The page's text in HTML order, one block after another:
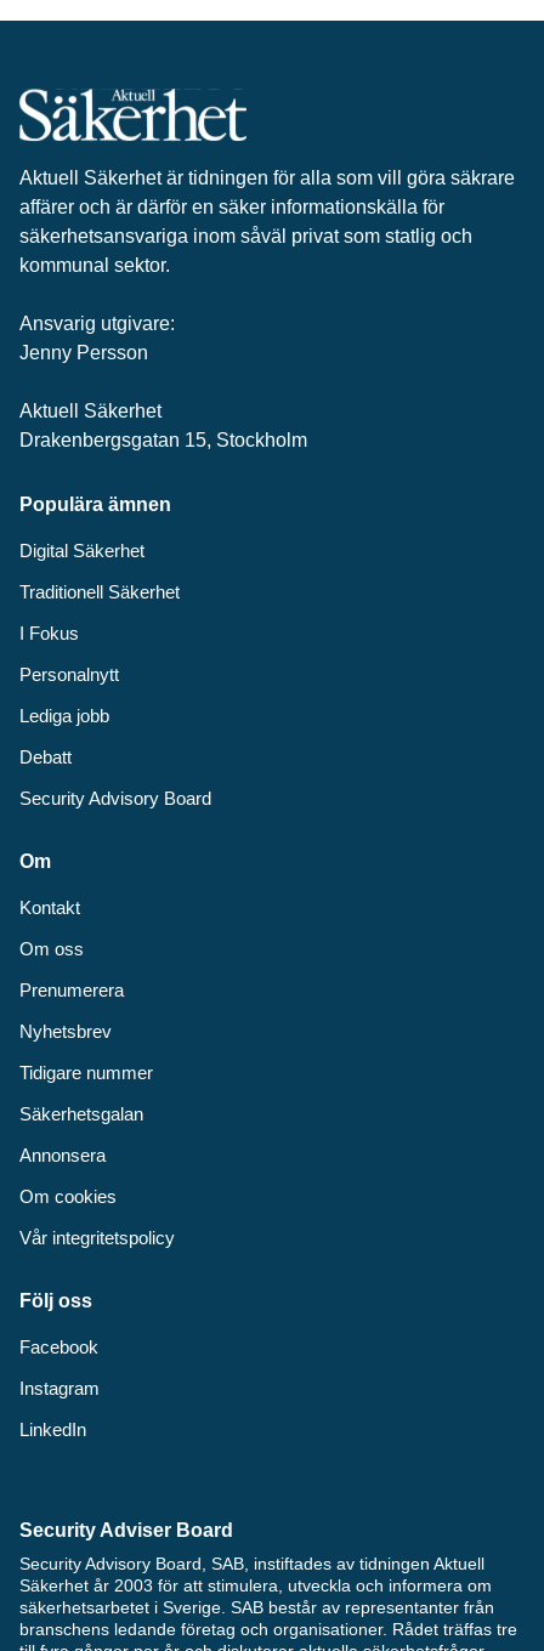
Aktuell Säkerhet är tidningen för alla som vill göra säkrare
affärer och är därför en säker informationskälla för
säkerhets­ansvariga inom såväl privat som statlig och
kommunal sektor.
Ansvarig utgivare:
Jenny Persson
Aktuell Säkerhet
Drakenbergsgatan 15, Stockholm
Populära ämnen
Digital Säkerhet
Traditionell Säkerhet
I Fokus
Personalnytt
Lediga jobb
Debatt
Security Advisory Board
Om
Kontakt
Om oss
Prenumerera
Nyhetsbrev
Tidigare nummer
Säkerhetsgalan
Annonsera
Om cookies
Vår integritetspolicy
Följ oss
Facebook
Instagram
LinkedIn
Security Adviser Board
Security Advisory Board, SAB, instiftades av tidningen Aktuell
Säkerhet år 2003 för att stimulera, utveckla och informera om
säkerhetsarbetet i Sverige. SAB består av representanter från
branschens ledande företag och organisationer. Rådet träffas tre